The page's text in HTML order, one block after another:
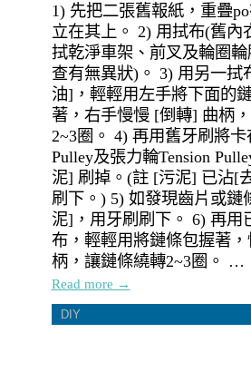
1) 先把二張舊報紙，重疊
立在其上。 2) 用拭布(舊內
拭乾淨車架、前叉及輪圈
查有無異狀)。 3) 用另一拭
油]，輕輕用左手將下面的
著，右手慢慢 [倒轉] 曲柄
2~3圈。 4) 再用舊牙刷將卡
Pulley及張力輪Tension
泥] 刷掉。(註 [污泥] 已沾[
刷下。) 5) 如發現齒片或鏈
泥]，用牙刷刷下。 6) 再用
布，輕輕用將鏈條包握著
柄，讓鏈條繞轉2~3圈。 …
Read more →
DIY